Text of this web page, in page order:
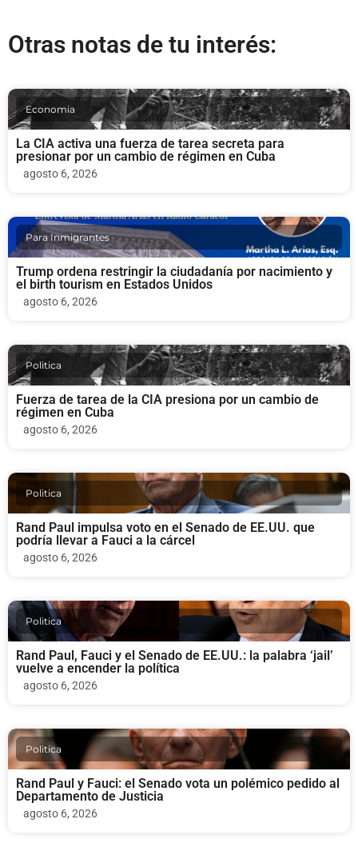
Otras notas de tu interés:
Economia
La CIA activa una fuerza de tarea secreta para
presionar por un cambio de régimen en Cuba
agosto 6, 2026
Para Inmigrantes
Trump ordena restringir la ciudadanía por nacimiento y
el birth tourism en Estados Unidos
agosto 6, 2026
Politica
Fuerza de tarea de la CIA presiona por un cambio de
régimen en Cuba
agosto 6, 2026
Politica
Rand Paul impulsa voto en el Senado de EE.UU. que
podría llevar a Fauci a la cárcel
agosto 6, 2026
Politica
Rand Paul, Fauci y el Senado de EE.UU.: la palabra ‘jail’
vuelve a encender la política
agosto 6, 2026
Politica
Rand Paul y Fauci: el Senado vota un polémico pedido al
Departamento de Justicia
agosto 6, 2026